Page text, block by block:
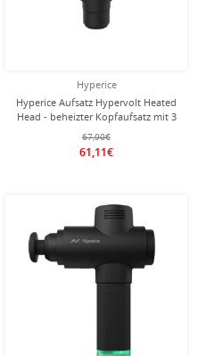
Hyperice
Hyperice Aufsatz Hypervolt Heated
Head - beheizter Kopfaufsatz mit 3
Wärmestufen
67,90€
61,11€